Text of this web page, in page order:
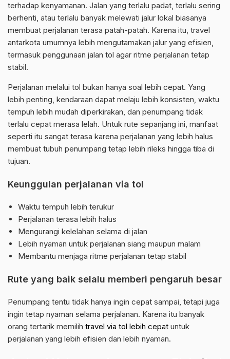
terhadap kenyamanan. Jalan yang terlalu padat, terlalu sering
berhenti, atau terlalu banyak melewati jalur lokal biasanya
membuat perjalanan terasa patah-patah. Karena itu, travel
antarkota umumnya lebih mengutamakan jalur yang efisien,
termasuk penggunaan jalan tol agar ritme perjalanan tetap
stabil.
Perjalanan melalui tol bukan hanya soal lebih cepat. Yang
lebih penting, kendaraan dapat melaju lebih konsisten, waktu
tempuh lebih mudah diperkirakan, dan penumpang tidak
terlalu cepat merasa lelah. Untuk rute sepanjang ini, manfaat
seperti itu sangat terasa karena perjalanan yang lebih halus
membuat tubuh penumpang tetap lebih rileks hingga tiba di
tujuan.
Keunggulan perjalanan via tol
Waktu tempuh lebih terukur
Perjalanan terasa lebih halus
Mengurangi kelelahan selama di jalan
Lebih nyaman untuk perjalanan siang maupun malam
Membantu menjaga ritme perjalanan tetap stabil
Rute yang baik selalu memberi pengaruh besar
Penumpang tentu tidak hanya ingin cepat sampai, tetapi juga
ingin tetap nyaman selama perjalanan. Karena itu banyak
orang tertarik memilih travel via tol lebih cepat untuk
perjalanan yang lebih efisien dan lebih nyaman.